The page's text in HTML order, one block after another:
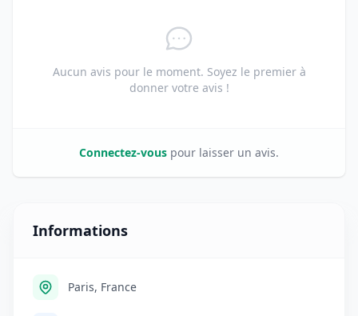
Aucun avis pour le moment. Soyez le premier à
donner votre avis !
Connectez-vous pour laisser un avis.
Informations
Paris, France